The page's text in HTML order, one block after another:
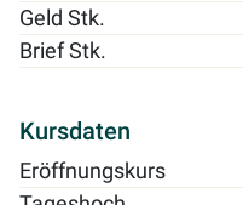
Geld Stk.
Brief Stk.
Kursdaten
Eröffnungskurs